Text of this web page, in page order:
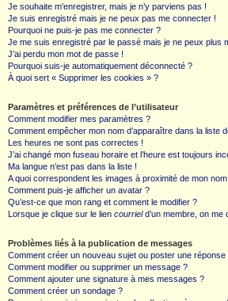
Je souhaite m’enregistrer, mais je n’y parviens pas !
Je suis enregistré mais je ne peux pas me connecter !
Pourquoi ne puis-je pas me connecter ?
Je me suis enregistré par le passé mais je ne peux plus
J’ai perdu mon mot de passe !
Pourquoi suis-je automatiquement déconnecté ?
À quoi sert « Supprimer les cookies » ?
Paramètres et préférences de l’utilisateur
Comment modifier mes paramètres ?
Comment empêcher mon nom d’apparaître dans la liste
Les heures ne sont pas correctes !
J’ai changé mon fuseau horaire et l’heure est toujours
Ma langue n’est pas dans la liste !
A quoi correspondent les images à proximité de mon nom
Comment puis-je afficher un avatar ?
Qu’est-ce que mon rang et comment le modifier ?
Lorsque je clique sur le lien courrield’un membre, on me
Problèmes liés à la publication de messages
Comment créer un nouveau sujet ou poster une réponse
Comment modifier ou supprimer un message ?
Comment ajouter une signature à mes messages ?
Comment créer un sondage ?